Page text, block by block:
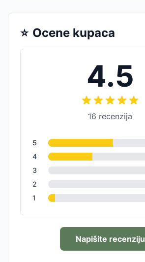
⭐ Ocene kupaca
4.5
16 recenzija
5
4
3
2
1
Napišite recenziju